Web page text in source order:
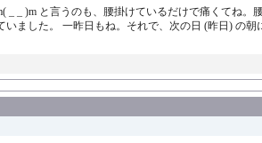
_ )m と言うのも、腰掛けているだけで痛くてね。
ました。 一昨日もね。それで、次の日 (昨日) の朝